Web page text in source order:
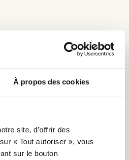
À propos des cookies
site, d’offrir des
« Tout autoriser », vous
sur le bouton